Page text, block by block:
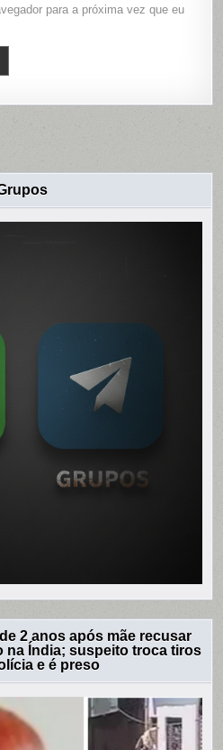
para a próxima vez que eu
2 anos após mãe recusar
na Índia; suspeito troca tiros
e é preso